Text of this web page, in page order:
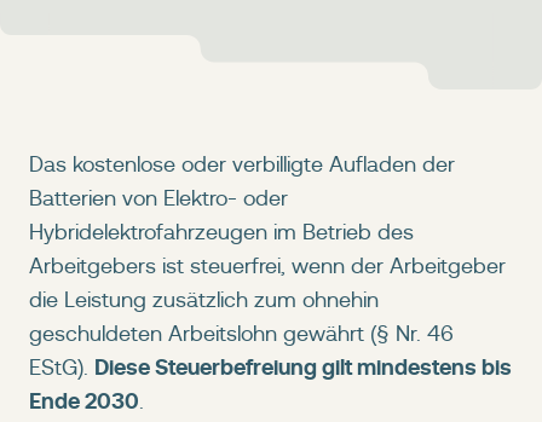
Das kostenlose oder verbilligte Aufladen der
Batterien von Elektro- oder
Hybridelektrofahrzeugen im Betrieb des
Arbeitgebers ist steuerfrei, wenn der Arbeitgeber
die Leistung zusätzlich zum ohnehin
geschuldeten Arbeitslohn gewährt (§ Nr. 46
EStG). Diese Steuerbefreiung gilt mindestens bis
Ende 2030